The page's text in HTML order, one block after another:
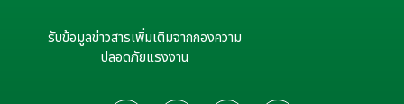
รับข้อมูลข่าวสารเพิ่มเติมจากกองความ
ปลอดภัยแรงงาน